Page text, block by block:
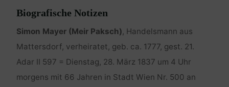
Biografische Notizen
Simon Mayer (Meir Paksch), Handelsmann aus
Mattersdorf, verheiratet, geb. ca. 1777, gest. 21.
Adar II 597 = Dienstag, 28. März 1837 um 4 Uhr
morgens mit 66 Jahren in Stadt Wien Nr. 500 an